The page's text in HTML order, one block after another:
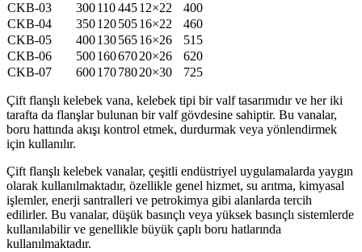
CKB-03
30011044512×22
400
CKB-04
35012050516×22
460
CKB-05
40013056516×26
515
CKB-06
50016067020×26
620
CKB-07
60017078020×30 725
Çift flanşlı kelebek vana, kelebek tipi bir valf tasarımıdır ve her iki
tarafta da flanşlar bulunan bir valf gövdesine sahiptir. Bu vanalar,
boru hattında akışı kontrol etmek, durdurmak veya yönlendirmek
için kullanılır.
Çift flanşlı kelebek vanalar, çeşitli endüstriyel uygulamalarda yaygın
olarak kullanılmaktadır, özellikle genel hizmet, su arıtma, kimyasal
işlemler, enerji santralleri ve petrokimya gibi alanlarda tercih
edilirler. Bu vanalar, düşük basınçlı veya yüksek basınçlı sistemlerde
kullanılabilir ve genellikle büyük çaplı boru hatlarında
kullanılmaktadır.